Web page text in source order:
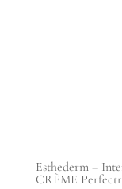
Esthederm –
CRÈME